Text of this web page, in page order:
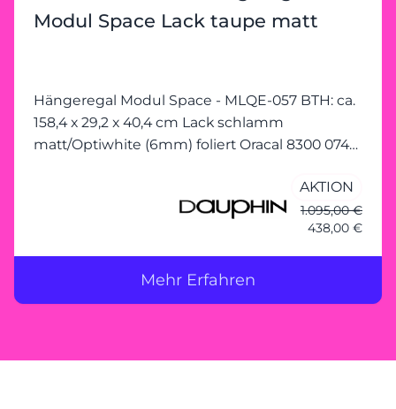
Modul Space Lack taupe matt
Hängeregal Modul Space - MLQE-057 BTH: ca.
158,4 x 29,2 x 40,4 cm Lack schlamm
matt/Optiwhite (6mm) foliert Oracal 8300 074
AKTION
1.095,00 €
438,00 €
Mehr Erfahren